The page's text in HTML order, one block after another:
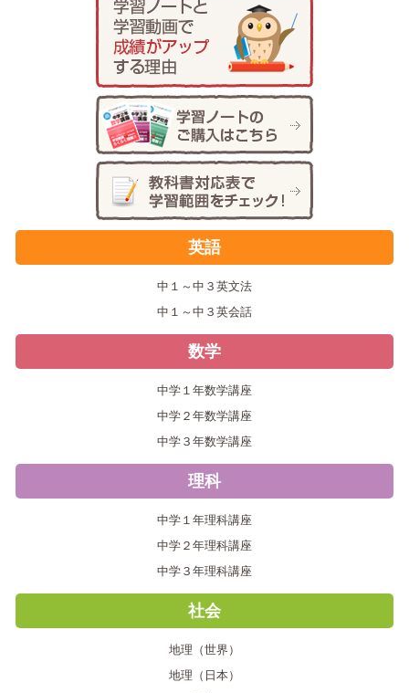
英語
中１～中３英文法
中１～中３英会話
数学
中学１年数学講座
中学２年数学講座
中学３年数学講座
理科
中学１年理科講座
中学２年理科講座
中学３年理科講座
社会
地理（世界）
地理（日本）